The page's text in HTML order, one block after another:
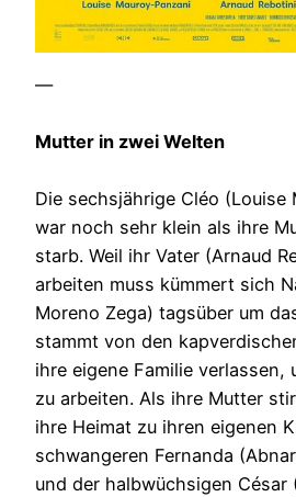
—
Mutter in zwei Welten
Die sechsjährige Cléo (Louise
war noch sehr klein als ihre
starb. Weil ihr Vater (Arnaud
arbeiten muss kümmert sich
Moreno Zega) tagsüber um
stammt von den
ihre eigene Familie verlassen,
zu arbeiten. Als ihre Mutter
ihre Heimat zu ihren eigenen
schwangeren Fernanda
und der halbwüchsigen César